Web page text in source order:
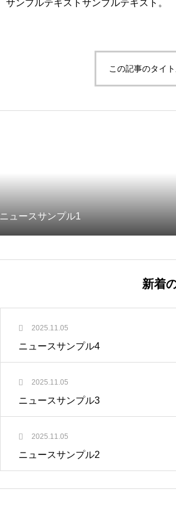
サンプルテキストサンプルテキスト。
この記事のタイ
ニュースサンプル1
新着
2025.11.05
ニュースサンプル4
2025.11.05
ニュースサンプル3
2025.11.05
ニュースサンプル2